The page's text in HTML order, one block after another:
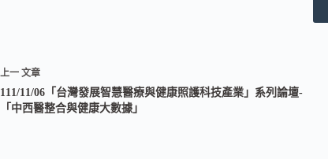
上一 文章
111/11/06「台灣發展智慧醫療與健康照護科技產業」系列論壇-
「中西醫整合與健康大數據」